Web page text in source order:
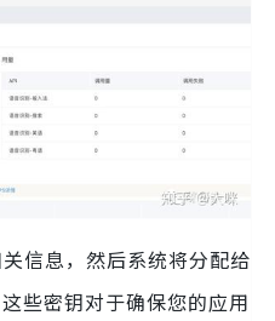
信息，然后系统将分配给
些密钥对于确保您的应用